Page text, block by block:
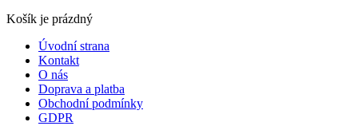
Košík je prázdný
Úvodní strana
Kontakt
O nás
Doprava a platba
Obchodní podmínky
GDPR